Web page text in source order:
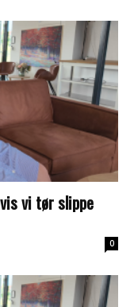
vi tør slippe
0